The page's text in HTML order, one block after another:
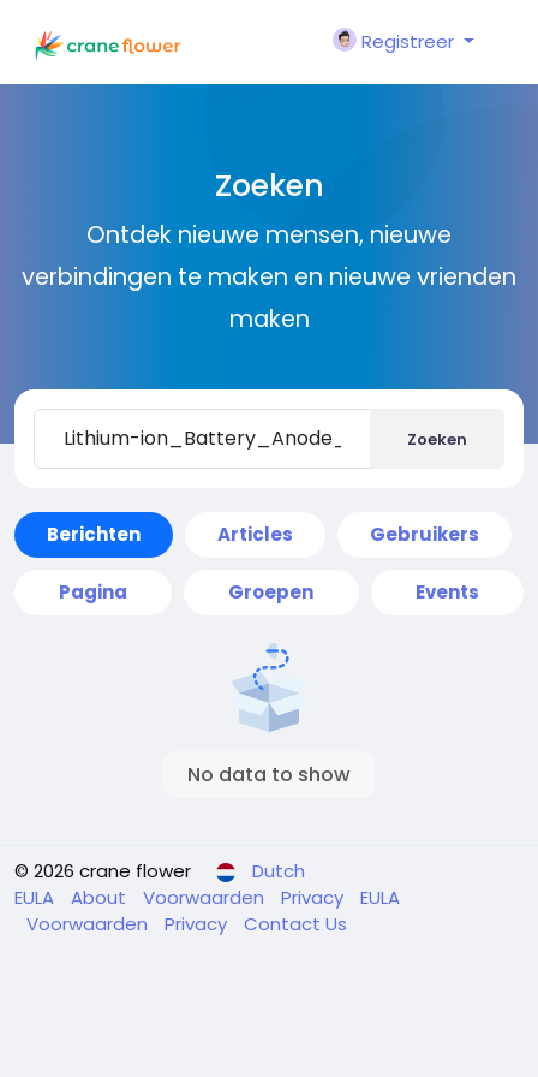
Registreer
Zoeken
Ontdek nieuwe mensen, nieuwe
verbindingen te maken en nieuwe vrienden
maken
Zoeken
Berichten Articles Gebruikers
Pagina Groepen Events
No data to show
© 2026 crane flower
Dutch
EULA
About Voorwaarden Privacy
EULA
Voorwaarden
Privacy Contact Us